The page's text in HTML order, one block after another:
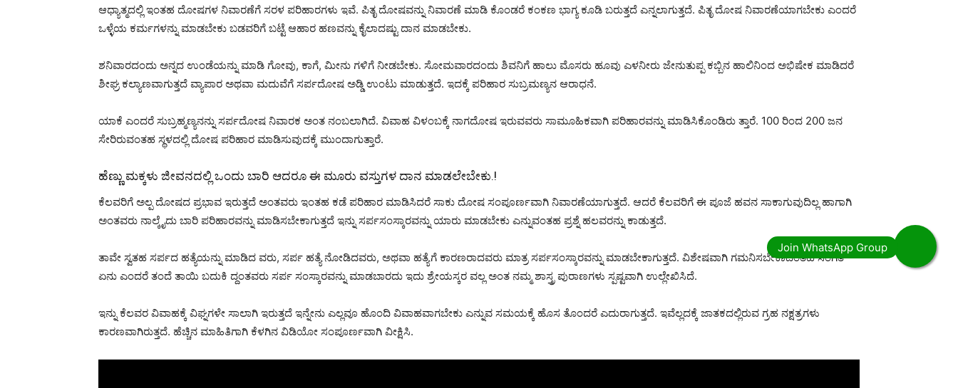
ಆಧ್ಯಾತ್ಮದಲ್ಲಿ ಇಂತಹ ದೋಷಗಳ ನಿವಾರಣೆಗೆ ಸರಳ ಪರಿಹಾರಗಳು ಇವೆ. ಪಿತೃ ದೋಷವನ್ನು ನಿವಾರಣೆ ಮಾಡಿ ಕೊಂಡರೆ ಕಂಕಣ ಭಾಗ್ಯ ಕೂಡಿ ಬರುತ್ತದೆ ಎನ್ನಲಾಗುತ್ತದೆ. ಪಿತೃ ದೋಷ ನಿವಾರಣೆಯಾಗಬೇಕು ಎಂದರೆ
ಒಳ್ಳೆಯ ಕರ್ಮಗಳನ್ನು ಮಾಡಬೇಕು ಬಡವರಿಗೆ ಬಟ್ಟೆ ಆಹಾರ ಹಣವನ್ನು ಕೈಲಾದಷ್ಟು ದಾನ ಮಾಡಬೇಕು.
ಶನಿವಾರದಂದು ಅನ್ನದ ಉಂಡೆಯನ್ನು ಮಾಡಿ ಗೋವು, ಕಾಗೆ, ಮೀನು ಗಳಿಗೆ ನೀಡಬೇಕು. ಸೋಮವಾರದಂದು ಶಿವನಿಗೆ ಹಾಲು ಮೊಸರು ಹೂವು ಎಳನೀರು ಜೇನುತುಪ್ಪ ಕಬ್ಬಿನ ಹಾಲಿನಿಂದ ಅಭಿಷೇಕ ಮಾಡಿದರೆ
ಶೀಘ್ರ ಕಲ್ಯಾಣವಾಗುತ್ತದೆ ವ್ಯಾಪಾರ ಅಥವಾ ಮದುವೆಗೆ ಸರ್ಪದೋಷ ಅಡ್ಡಿ ಉಂಟು ಮಾಡುತ್ತದೆ. ಇದಕ್ಕೆ ಪರಿಹಾರ ಸುಬ್ರಮಣ್ಯನ ಆರಾಧನೆ.
ಯಾಕೆ ಎಂದರೆ ಸುಬ್ರಹ್ಮಣ್ಯನನ್ನು ಸರ್ಪದೋಷ ನಿವಾರಕ ಅಂತ ನಂಬಲಾಗಿದೆ. ವಿವಾಹ ವಿಳಂಬಕ್ಕೆ ನಾಗದೋಷ ಇರುವವರು ಸಾಮೂಹಿಕವಾಗಿ ಪರಿಹಾರವನ್ನು ಮಾಡಿಸಿಕೊಂಡಿರು ತ್ತಾರೆ. 100 ರಿಂದ 200 ಜನ
ಸೇರಿರುವಂತಹ ಸ್ಥಳದಲ್ಲಿ ದೋಷ ಪರಿಹಾರ ಮಾಡಿಸುವುದಕ್ಕೆ ಮುಂದಾಗುತ್ತಾರೆ.
ಹೆಣ್ಣು ಮಕ್ಕಳು ಜೀವನದಲ್ಲಿ ಒಂದು ಬಾರಿ ಆದರೂ ಈ ಮೂರು ವಸ್ತುಗಳ ದಾನ ಮಾಡಲೇಬೇಕು.!
ಕೆಲವರಿಗೆ ಅಲ್ಪ ದೋಷದ ಪ್ರಭಾವ ಇರುತ್ತದೆ ಅಂತವರು ಇಂತಹ ಕಡೆ ಪರಿಹಾರ ಮಾಡಿಸಿದರೆ ಸಾಕು ದೋಷ ಸಂಪೂರ್ಣವಾಗಿ ನಿವಾರಣೆಯಾಗುತ್ತದೆ. ಆದರೆ ಕೆಲವರಿಗೆ ಈ ಪೂಜೆ ಹವನ ಸಾಕಾಗುವುದಿಲ್ಲ ಹಾಗಾಗಿ
ಅಂತವರು ನಾಲ್ಕೈದು ಬಾರಿ ಪರಿಹಾರವನ್ನು ಮಾಡಿಸಬೇಕಾಗುತ್ತದೆ ಇನ್ನು ಸರ್ಪಸಂಸ್ಕಾರವನ್ನು ಯಾರು ಮಾಡಬೇಕು ಎನ್ನುವಂತಹ ಪ್ರಶ್ನೆ ಹಲವರನ್ನು ಕಾಡುತ್ತದೆ.
ತಾವೇ ಸ್ವತಹ ಸರ್ಪದ ಹತ್ಯೆಯನ್ನು ಮಾಡಿದ ವರು, ಸರ್ಪ ಹತ್ಯೆ ನೋಡಿದವರು, ಅಥವಾ ಹತ್ಯೆಗೆ ಕಾರಣರಾದವರು ಮಾತ್ರ ಸರ್ಪಸಂಸ್ಕಾರವನ್ನು ಮಾಡಬೇಕಾಗುತ್ತದೆ. ವಿಶೇಷವಾಗಿ ಗಮನಿಸಬೇಕಾದಂತಹ ಸಂಗತಿ
ಏನು ಎಂದರೆ ತಂದೆ ತಾಯಿ ಬದುಕಿ ದ್ದಂತವರು ಸರ್ಪ ಸಂಸ್ಕಾರವನ್ನು ಮಾಡಬಾರದು ಇದು ಶ್ರೇಯಸ್ಕರ ವಲ್ಲ ಅಂತ ನಮ್ಮ ಶಾಸ್ತ್ರ ಪುರಾಣಗಳು ಸ್ಪಷ್ಟವಾಗಿ ಉಲ್ಲೇಖಿಸಿದೆ.
ಇನ್ನು ಕೆಲವರ ವಿವಾಹಕ್ಕೆ ವಿಘ್ನಗಳೇ ಸಾಲಾಗಿ ಇರುತ್ತದೆ ಇನ್ನೇನು ಎಲ್ಲವೂ ಹೊಂದಿ ವಿವಾಹವಾಗಬೇಕು ಎನ್ನುವ ಸಮಯಕ್ಕೆ ಹೊಸ ತೊಂದರೆ ಎದುರಾಗುತ್ತದೆ. ಇವೆಲ್ಲದಕ್ಕೆ ಜಾತಕದಲ್ಲಿರುವ ಗ್ರಹ ನಕ್ಷತ್ರಗಳು
ಕಾರಣವಾಗಿರುತ್ತದೆ. ಹೆಚ್ಚಿನ ಮಾಹಿತಿಗಾಗಿ ಕೆಳಗಿನ ವಿಡಿಯೋ ಸಂಪೂರ್ಣವಾಗಿ ವೀಕ್ಷಿಸಿ.